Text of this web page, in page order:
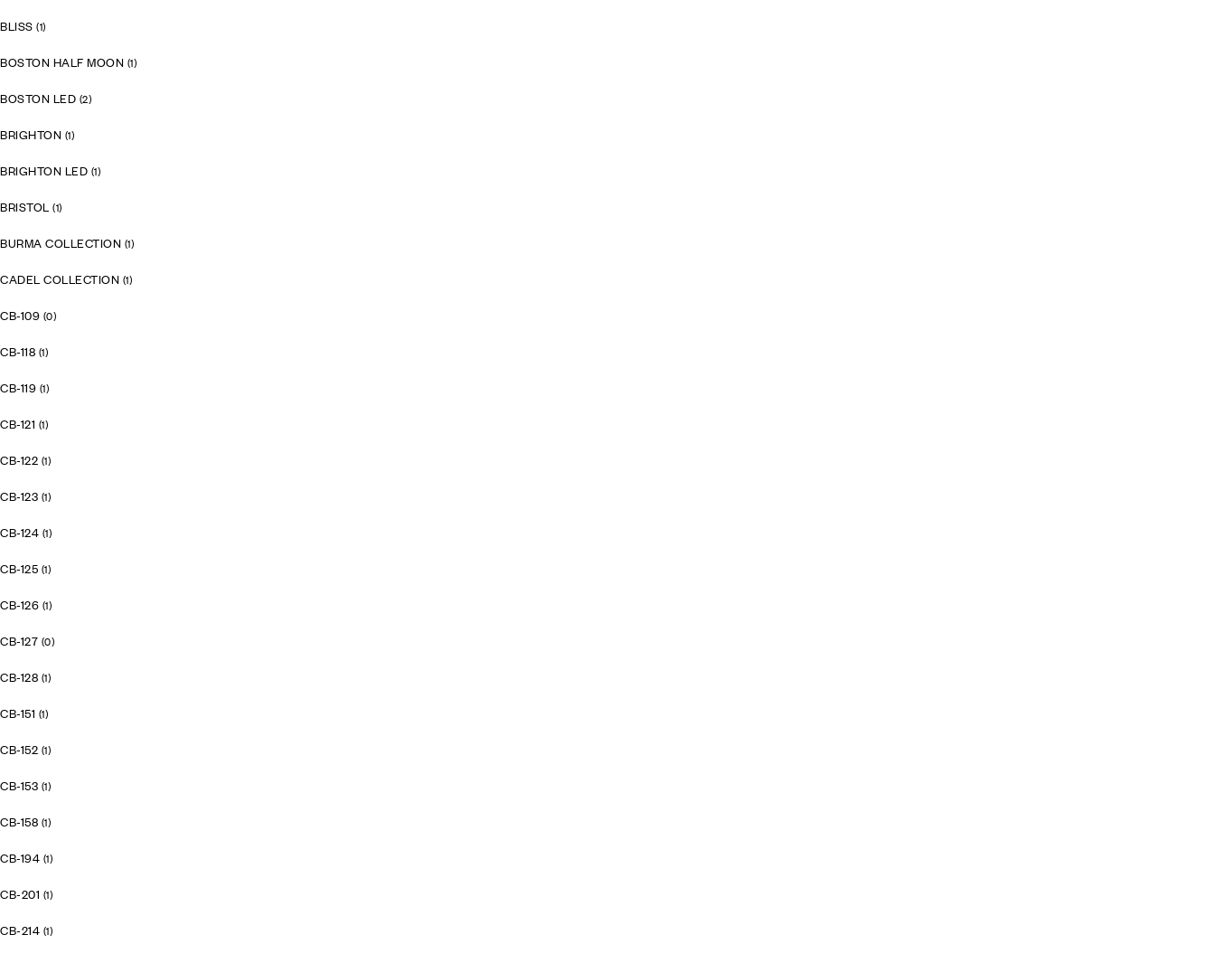
BLISS (1)
BOSTON HALF MOON (1)
BOSTON LED (2)
BRIGHTON (1)
BRIGHTON LED (1)
BRISTOL (1)
BURMA COLLECTION (1)
CADEL COLLECTION (1)
CB-109 (0)
CB-118 (1)
CB-119 (1)
CB-121 (1)
CB-122 (1)
CB-123 (1)
CB-124 (1)
CB-125 (1)
CB-126 (1)
CB-127 (0)
CB-128 (1)
CB-151 (1)
CB-152 (1)
CB-153 (1)
CB-158 (1)
CB-194 (1)
CB-201 (1)
CB-214 (1)